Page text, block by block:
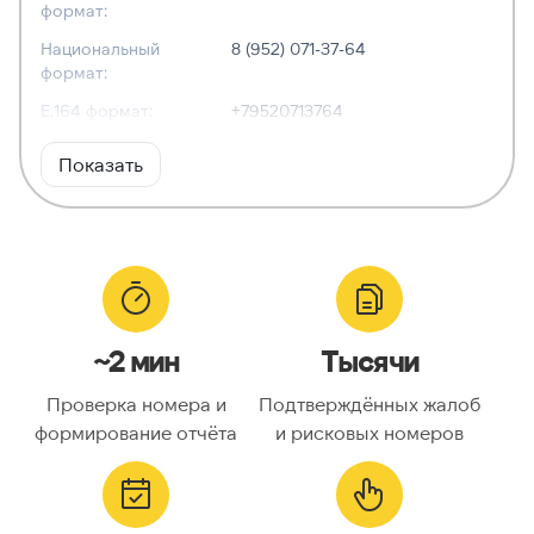
формат:
Национальный
формат:
8 (952) 071-37-64
E.164 формат:
+79520713764
RFC3966
формат:
Тип номера:
Оператор связи:
Национальный
9520713764
Код страны:
ГЕОЛОКАЦИЯ
Показать
~2 мин
Проверка номера и
формирование отчёта
Тысячи
Подтверждённых жалоб
и рисковых номеров